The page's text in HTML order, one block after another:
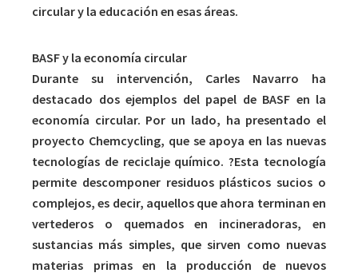
circular y la educación en esas áreas.
BASF y la economía circular
Durante su intervención, Carles Navarro ha
destacado dos ejemplos del papel de BASF en la
economía circular. Por un lado, ha presentado el
proyecto Chemcycling, que se apoya en las nuevas
tecnologías de reciclaje químico. ?Esta tecnología
permite descomponer residuos plásticos sucios o
complejos, es decir, aquellos que ahora terminan en
vertederos o quemados en incineradoras, en
sustancias más simples, que sirven como nuevas
materias primas en la producción de nuevos